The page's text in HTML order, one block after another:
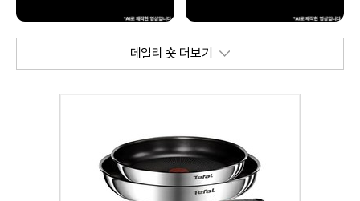
데일리 숏 더보기